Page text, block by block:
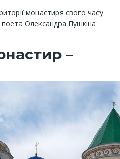
монастиря свого часу
Олександра Пушкіна
–